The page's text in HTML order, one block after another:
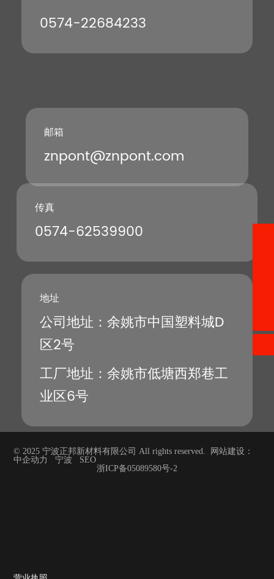
0574-22684233
邮箱
znpont@znpont.com
传真
0574-62539900
地址
公司地址：余姚市中国塑料城D
区2号
工厂地址：余姚市低塘西郑巷工
业区6号
© 2025 宁波正邦新材料有限公司 All rights reserved. 网站建设：
中企动力
宁波
SEO
浙ICP备05089580号-2